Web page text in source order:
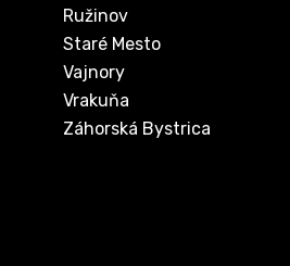
Ružinov
Staré Mesto
Vajnory
Vrakuňa
Záhorská Bystrica